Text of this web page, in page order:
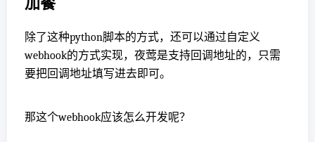
加餐
除了这种python脚本的方式，还可以通过自定义
webhook的方式实现，夜莺是支持回调地址的，只需
要把回调地址填写进去即可。
那这个webhook应该怎么开发呢？